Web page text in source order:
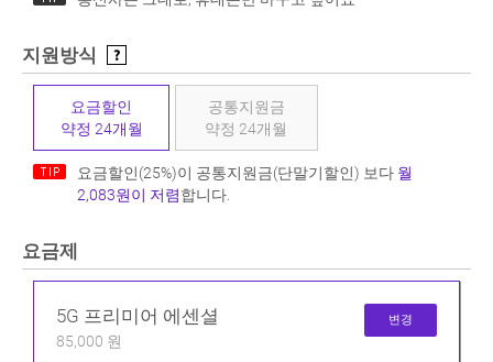
지원방식
요금할인
약정 24개월
공통지원금
약정 24개월
요금할인(25%)이 공통지원금(단말기할인) 보다 월
2,083원이 저렴합니다.
요금제
5G 프리미어 에센셜
85,000 원
변경